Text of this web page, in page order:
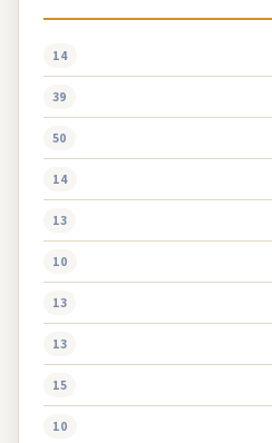
14
39
50
14
13
10
13
13
15
10